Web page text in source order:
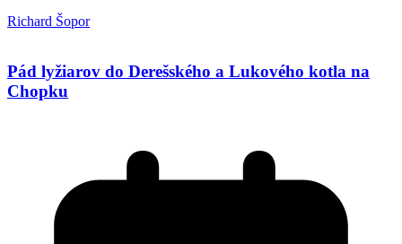
Richard Šopor
Pád lyžiarov do Derešského a Lukového kotla na
Chopku